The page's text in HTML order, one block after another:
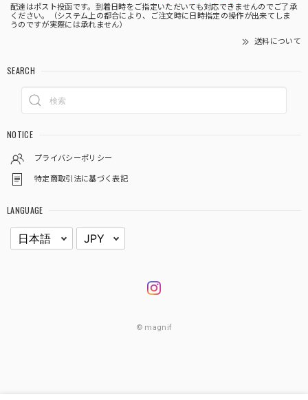
配達はポスト投函です。到着日時をご指定いただいても対応できませんのでご了承
ください。（システム上の都合により、ご注文時に日時指定の操作が出来てしま
うのですが実際には承れません）
送料について
SEARCH
NOTICE
プライバシーポリシー
特定商取引法に基づく表記
LANGUAGE
© magnif